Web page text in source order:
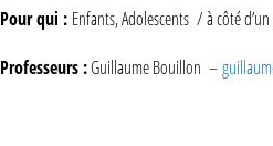
Pour qui : Enfants, Adolescents / à côté
Professeurs :Guillaume Bouillon –